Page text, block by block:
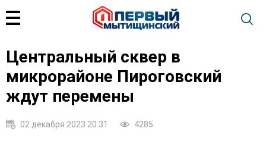
Центральный сквер в
микрорайоне Пироговский
ждут перемены
02 декабря 2023 20:31 4285